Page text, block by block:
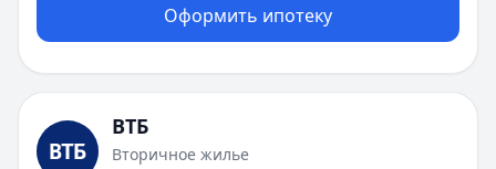
Оформить ипотеку
ВТБ
Вторичное жилье